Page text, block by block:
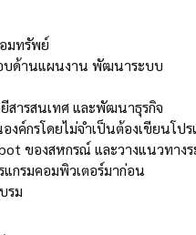
มทรัพย์
บด้านแผนงาน พัฒนาระบบ
สารสนเทศ และพัฒนาธุรกิจ
ค์กรโดยไม่จำเป็นต้องเขียนโปร
ของสหกรณ์ และวางแนวทาง
กรมคอมพิวเตอร์มาก่อน
รม